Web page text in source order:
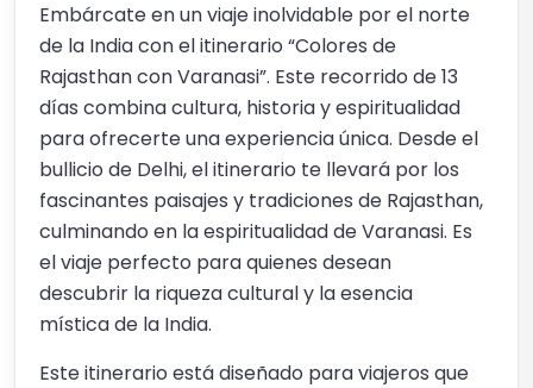
Embárcate en un viaje inolvidable por el norte
de la India con el itinerario “Colores de
Rajasthan con Varanasi”. Este recorrido de 13
días combina cultura, historia y espiritualidad
para ofrecerte una experiencia única. Desde el
bullicio de Delhi, el itinerario te llevará por los
fascinantes paisajes y tradiciones de Rajasthan,
culminando en la espiritualidad de Varanasi. Es
el viaje perfecto para quienes desean
descubrir la riqueza cultural y la esencia
mística de la India.
Este itinerario está diseñado para viajeros que